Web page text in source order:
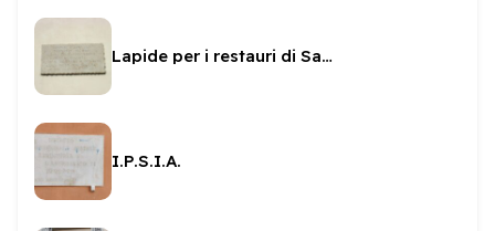
Lapide per i restauri di San Ponziano
I.P.S.I.A.